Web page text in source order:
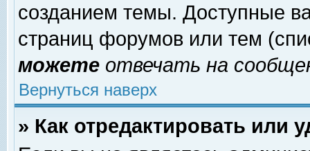
созданием темы. Доступные
страниц форумов или тем
можете отвечать на
Вернуться наверх
» Как отредактировать или